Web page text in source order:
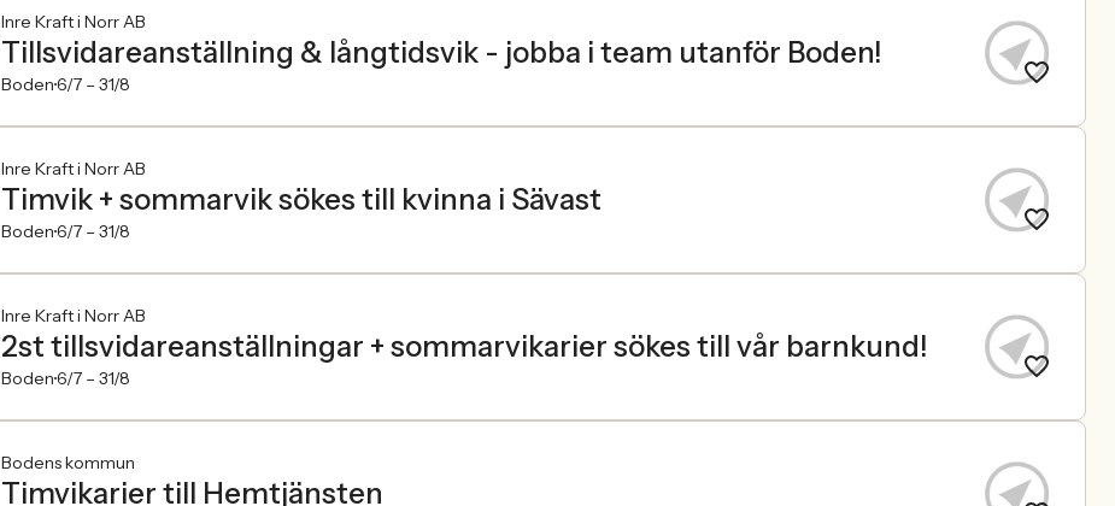
Inre Kraft i Norr AB
Tillsvidareanställning & långtidsvik - jobba i team utanför Boden!
Boden6/7 – 31/8
Inre Kraft i Norr AB
Timvik + sommarvik sökes till kvinna i Sävast
Boden6/7 – 31/8
Inre Kraft i Norr AB
2st tillsvidareanställningar + sommarvikarier sökes till vår barnkund!
Boden6/7 – 31/8
Bodens kommun
Timvikarier till Hemtjänsten